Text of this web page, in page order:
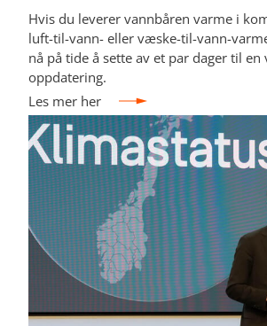
Hvis du leverer vannbåren varme i
luft-til-vann- eller væske-til-vann-
nå på tide å sette av et par dager til en
oppdatering.
Les mer her